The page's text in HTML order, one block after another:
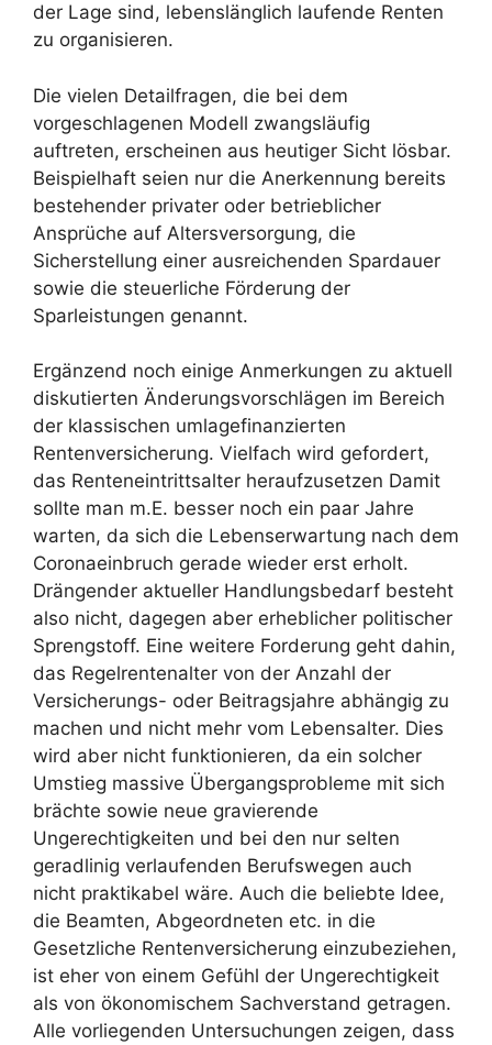
der Lage sind, lebenslänglich laufende Renten
zu organisieren.
Die vielen Detailfragen, die bei dem
vorgeschlagenen Modell zwangsläufig
auftreten, erscheinen aus heutiger Sicht lösbar.
Beispielhaft seien nur die Anerkennung bereits
bestehender privater oder betrieblicher
Ansprüche auf Altersversorgung, die
Sicherstellung einer ausreichenden Spardauer
sowie die steuerliche Förderung der
Sparleistungen genannt.
Ergänzend noch einige Anmerkungen zu aktuell
diskutierten Änderungsvorschlägen im Bereich
der klassischen umlagefinanzierten
Rentenversicherung. Vielfach wird gefordert,
das Renteneintrittsalter heraufzusetzen Damit
sollte man m.E. besser noch ein paar Jahre
warten, da sich die Lebenserwartung nach dem
Coronaeinbruch gerade wieder erst erholt.
Drängender aktueller Handlungsbedarf besteht
also nicht, dagegen aber erheblicher politischer
Sprengstoff. Eine weitere Forderung geht dahin,
das Regelrentenalter von der Anzahl der
Versicherungs- oder Beitragsjahre abhängig zu
machen und nicht mehr vom Lebensalter. Dies
wird aber nicht funktionieren, da ein solcher
Umstieg massive Übergangsprobleme mit sich
brächte sowie neue gravierende
Ungerechtigkeiten und bei den nur selten
geradlinig verlaufenden Berufswegen auch
nicht praktikabel wäre. Auch die beliebte Idee,
die Beamten, Abgeordneten etc. in die
Gesetzliche Rentenversicherung einzubeziehen,
ist eher von einem Gefühl der Ungerechtigkeit
als von ökonomischem Sachverstand getragen.
Alle vorliegenden Untersuchungen zeigen, dass